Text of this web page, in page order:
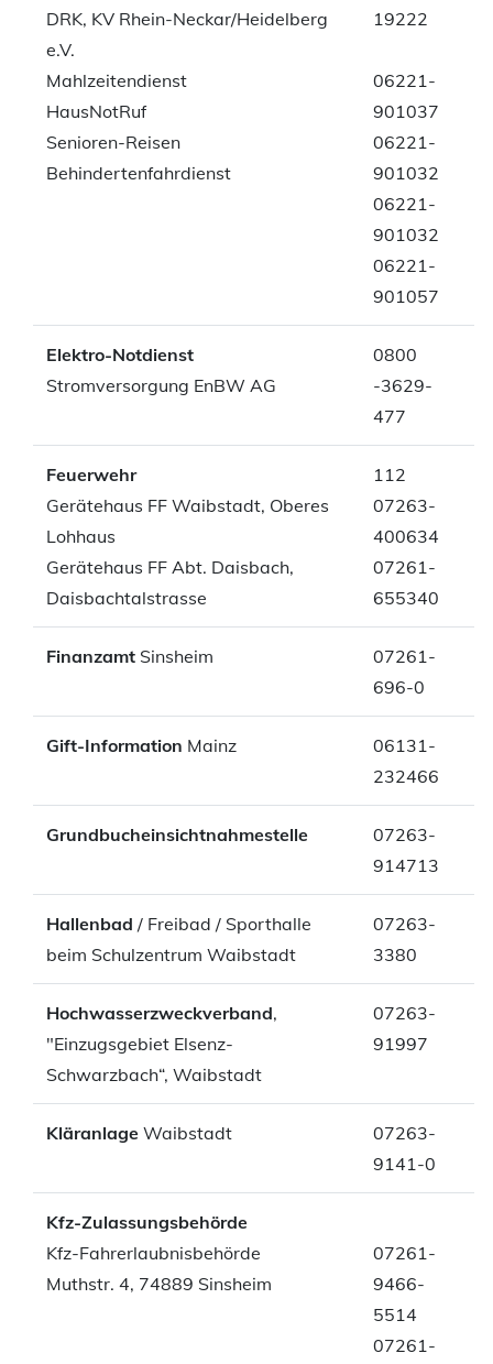
DRK, KV Rhein-Neckar/Heidelberg
e.V.
Mahlzeitendienst
HausNotRuf
Senioren-Reisen
Behindertenfahrdienst
19222
06221-
901037
06221-
901032
06221-
901032
06221-
901057
Elektro-Notdienst
Stromversorgung EnBW AG
0800
-3629-
477
Feuerwehr
Gerätehaus FF Waibstadt, Oberes
Lohhaus
Gerätehaus FF Abt. Daisbach,
Daisbachtalstrasse
112
07263-
400634
07261-
655340
Finanzamt Sinsheim
07261-
696-0
Gift-Information Mainz
06131-
232466
Grundbucheinsichtnahmestelle
07263-
914713
Hallenbad / Freibad / Sporthalle
beim Schulzentrum Waibstadt
07263-
3380
Hochwasserzweckverband,
"Einzugsgebiet Elsenz-
Schwarzbach“, Waibstadt
07263-
91997
Kläranlage Waibstadt
07263-
9141-0
Kfz-Zulassungsbehörde
Kfz-Fahrerlaubnisbehörde
Muthstr. 4, 74889 Sinsheim
07261-
9466-
5514
07261-